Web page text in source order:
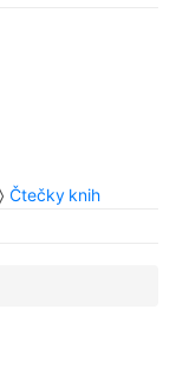
Čtečky knih